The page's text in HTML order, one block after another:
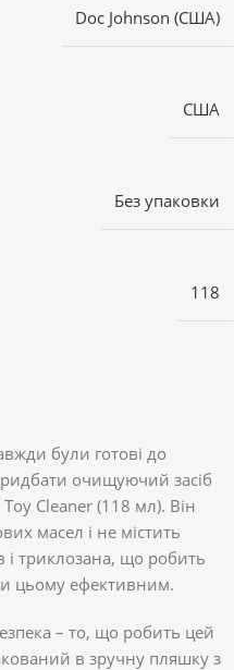
Doc Johnson (США)
США
Без упаковки
118
були готові до
очищуючий засіб
Cleaner (118 мл). Він
масел і не містить
і триклозана, що робить
цьому ефективним.
– то, що робить цей
в зручну пляшку з